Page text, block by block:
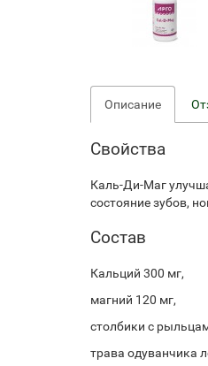
Описание
Свойства
Каль-Ди-Маг
состояние зубов,
Состав
Кальций 300 мг,
магний 120 мг,
столбики с
трава одуванчика